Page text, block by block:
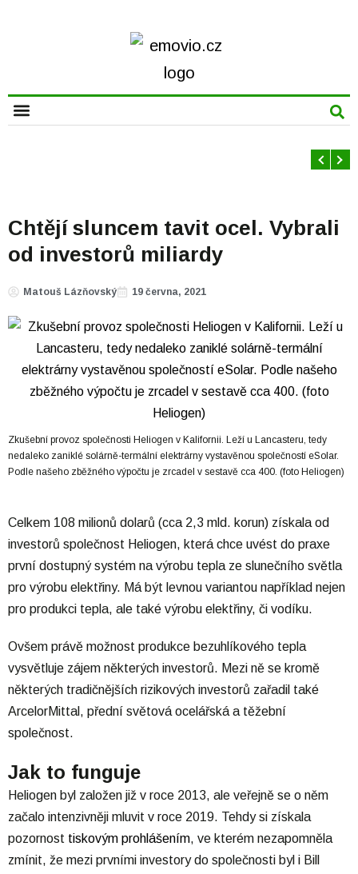
Chtějí sluncem tavit ocel. Vybrali
od investorů miliardy
Matouš Lázňovský 19 června, 2021
Zkušební provoz společnosti Heliogen v Kalifornii. Leží u Lancasteru, tedy
nedaleko zaniklé solárně-termální elektrárny vystavěnou společností eSolar.
Podle našeho zběžného výpočtu je zrcadel v sestavě cca 400. (foto Heliogen)
Celkem 108 milionů dolarů (cca 2,3 mld. korun) získala od
investorů společnost Heliogen, která chce uvést do praxe
první dostupný systém na výrobu tepla ze slunečního světla
pro výrobu elektřiny. Má být levnou variantou například nejen
pro produkci tepla, ale také výrobu elektřiny, či vodíku.
Ovšem právě možnost produkce bezuhlíkového tepla
vysvětluje zájem některých investorů. Mezi ně se kromě
některých tradičnějších rizikových investorů zařadil také
ArcelorMittal, přední světová ocelářská a těžební
společnost.
Jak to funguje
Heliogen byl založen již v roce 2013, ale veřejně se o něm
začalo intenzivněji mluvit v roce 2019. Tehdy si získala
pozornost tiskovým prohlášením, ve kterém nezapomněla
zmínit, že mezi prvními investory do společnosti byl i Bill